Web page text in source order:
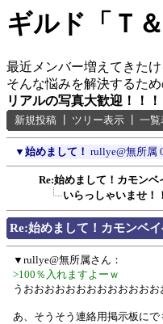
ギルド「Ｔ
最近メンバー増えてきた
そんな悩みを解決するた
リアルの写真大歓迎！！！
新規投稿 ツリー表示 一覧
▼ 始めまして！ rullye@無所属
Re:始めまして！カモンベ
いらっしゃいませ！
Re:始めまして！カモンベ
▼rullye@無所属さん：
>100％入れますよーｗ
うおおおおおおおおおおおお
あ、そうそう連絡用掲示板にで